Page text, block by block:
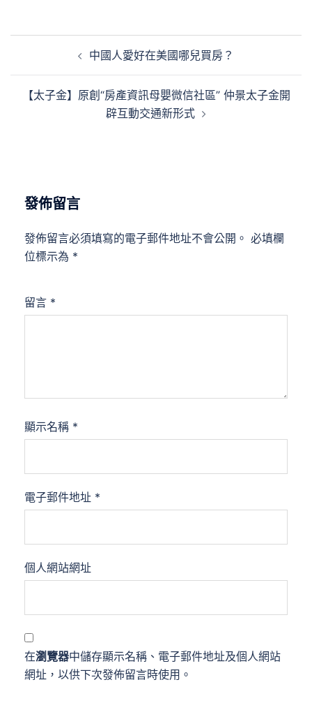
中國人愛好在美國哪兒買房？
【太子金】原創“房產資訊母嬰微信社區” 仲景太子金開
辟互動交通新形式
發佈留言
發佈留言必須填寫的電子郵件地址不會公開。 必填欄
位標示為 *
留言 *
顯示名稱 *
電子郵件地址 *
個人網站網址
在瀏覽器中儲存顯示名稱、電子郵件地址及個人網站
網址，以供下次發佈留言時使用。